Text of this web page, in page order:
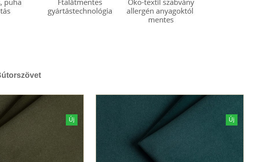
Új Új